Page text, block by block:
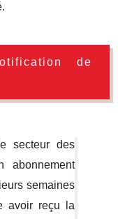
de
secteur des
semaines
avoir reçu la